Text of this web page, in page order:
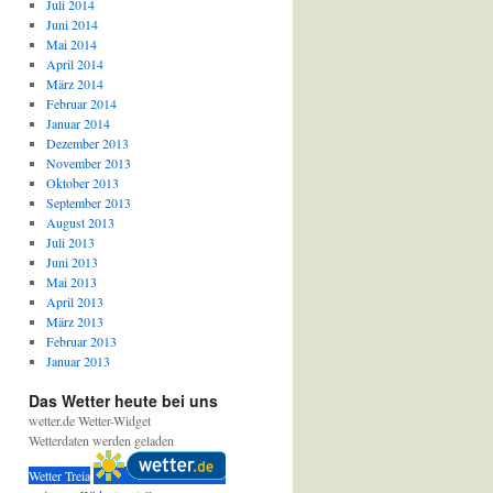
Juli 2014
Juni 2014
Mai 2014
April 2014
März 2014
Februar 2014
Januar 2014
Dezember 2013
November 2013
Oktober 2013
September 2013
August 2013
Juli 2013
Juni 2013
Mai 2013
April 2013
März 2013
Februar 2013
Januar 2013
Das Wetter heute bei uns
wetter.de Wetter-Widget
Wetterdaten werden geladen
Wetter Treia